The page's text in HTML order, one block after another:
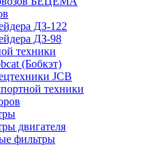
ДЗ-122
ДЗ-98
техники
(Бобкэт)
JCB
техники
двигателя
фильтры